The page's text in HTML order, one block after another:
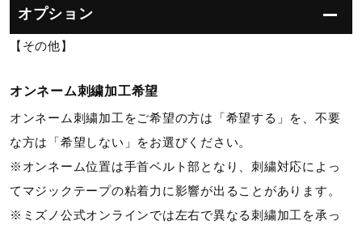
柔道
ワーキング
ウォーキングシューズ
オプション
【その他】
オンネーム刺繍加工希望
オンネーム刺繍加工をご希望の方は「希望する」を、不要
な方は「希望しない」をお選びください。
※オンネーム位置は手首ベルト部となり、刺繍対応によっ
てマジックテープの粘着力に影響が出ることがあります。
※ミズノ公式オンラインでは左右で異なる刺繍加工を承っ